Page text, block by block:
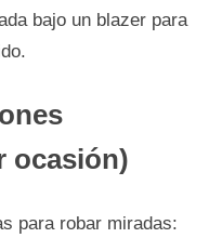
bajo un blazer para
ocasión)
para robar miradas: